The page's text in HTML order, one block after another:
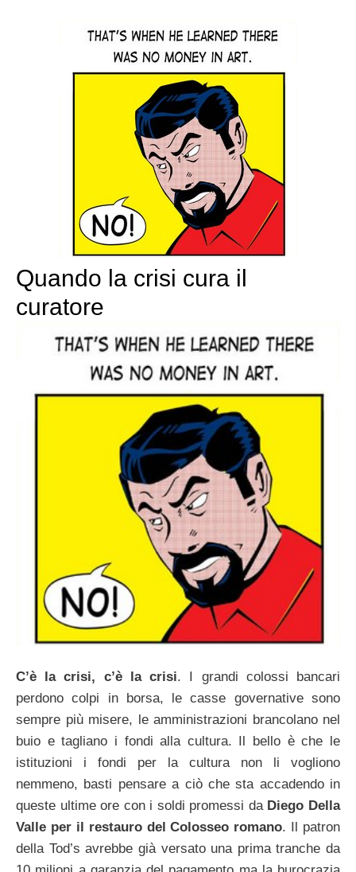
Quando la crisi cura il
curatore
C’è la crisi, c’è la crisi. I grandi colossi bancari
perdono colpi in borsa, le casse governative sono
sempre più misere, le amministrazioni brancolano nel
buio e tagliano i fondi alla cultura. Il bello è che le
istituzioni i fondi per la cultura non li vogliono
nemmeno, basti pensare a ciò che sta accadendo in
queste ultime ore con i soldi promessi da Diego Della
Valle per il restauro del Colosseo romano. Il patron
della Tod’s avrebbe già versato una prima tranche da